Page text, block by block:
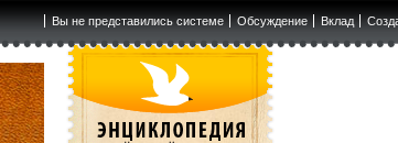
Вы не представились системе Обсуждение Вклад